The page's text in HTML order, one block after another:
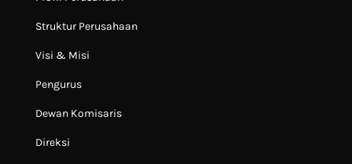
Struktur Perusahaan
Visi & Misi
Pengurus
Dewan Komisaris
Direksi